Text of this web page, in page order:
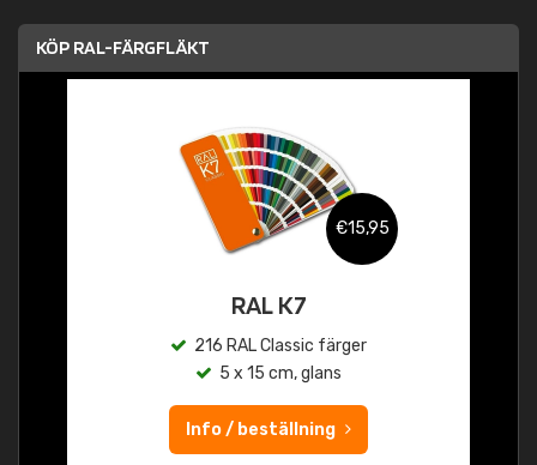
KÖP RAL-FÄRGFLÄKT
€15,95
RAL K7
216 RAL Classic färger
5 x 15 cm, glans
Info / beställning